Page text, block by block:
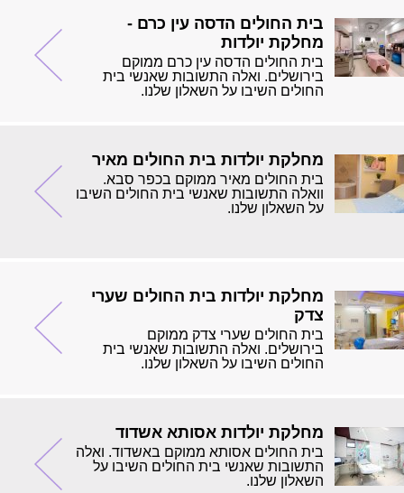
בית החולים הדסה עין כרם -
מחלקת יולדות
בית החולים הדסה עין כרם ממוקם
בירושלים. ואלה התשובות שאנשי בית
החולים השיבו על השאלון שלנו.
מחלקת יולדות בית החולים מאיר
בית החולים מאיר ממוקם בכפר סבא.
וואלה התשובות שאנשי בית החולים השיבו
על השאלון שלנו.
מחלקת יולדות בית החולים שערי
צדק
בית החולים שערי צדק ממוקם
בירושלים. ואלה התשובות שאנשי בית
החולים השיבו על השאלון שלנו.
מחלקת יולדות אסותא אשדוד
בית החולים אסותא ממוקם באשדוד. ואלה
התשובות שאנשי בית החולים השיבו על
השאלון שלנו.